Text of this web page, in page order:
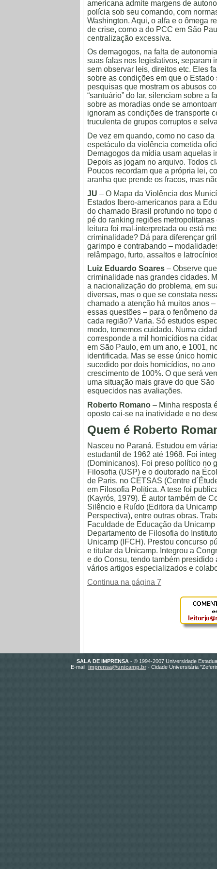
americana admite margens de
polícia sob seu comando, com
Washington. Aqui, o alfa e o ômega
de crise, como a do PCC em São
centralização excessiva.
Os demagogos, na falta de
suas falas nos legislativos, separam
sem observar leis, direitos etc. Eles
sobre as condições em que o
pesquisas que mostram os abusos
“santuário” do lar, silenciam sobre a
sobre as moradias onde se
ignoram as condições de transporte
truculenta de grupos corruptos e
De vez em quando, como no caso
espetáculo da violência cometida
Demagogos da mídia usam aquelas
Depois as jogam no arquivo. Todos
Poucos recordam que a própria lei,
aranha que prende os fracos, mas
JU – O Mapa da Violência dos
Estados Ibero-americanos para a
do chamado Brasil profundo no topo
pé do ranking regiões
leitura foi mal-interpretada ou está
criminalidade? Dá para diferençar
garimpo e contrabando –
relâmpago, furto, assaltos e
Luiz Eduardo Soares – Observe
criminalidade nas grandes cidades.
a nacionalização do problema, em
diversas, mas o que se constata
chamado a atenção há muitos anos
essas questões – para o fenômeno
cada região? Varia. Só estudos
modo, tomemos cuidado. Numa
corresponde a mil homicídios na
em São Paulo, em um ano, e 1001,
identificada. Mas se esse único
sucedido por dois homicídios, no
crescimento de 100%. O que será
uma situação mais grave do que
esquecidos nas avaliações.
Roberto Romano – Minha resposta
oposto cai-se na inatividade e no
Quem é Roberto
Nasceu no Paraná. Estudou em
estudantil de 1962 até 1968. Foi
(Dominicanos). Foi preso político no
Filosofia (USP) e o doutorado na
de Paris, no CETSAS (Centre
em Filosofia Política. A tese foi
(Kayrós, 1979). É autor também de
Silêncio e Ruído (Editora da
Perspectiva), entre outras obras.
Faculdade de Educação da
Departamento de Filosofia do
Unicamp (IFCH). Prestou concurso
e titular da Unicamp. Integrou a
e do Consu, tendo também
vários artigos especializados e
Continua na página 7
SALA DE IMPRENSA- © 1994-2007 Universidade
E-mail: imprensa@unicamp.br- Cidade Universitária